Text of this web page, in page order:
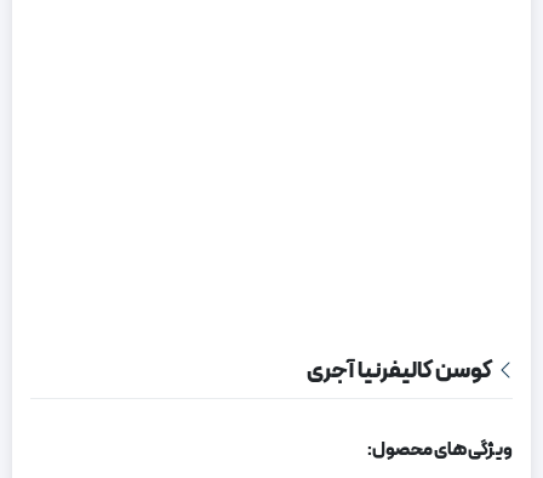
کوسن کالیفرنیا آجری
ویژگی های محصول: